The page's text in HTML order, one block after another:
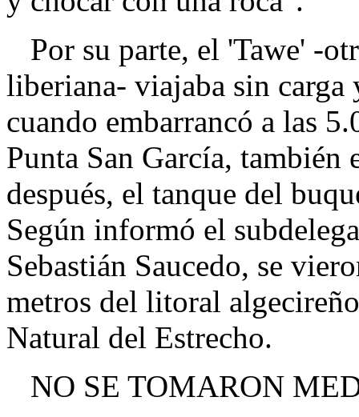
Por su parte, el 'Tawe' -
liberiana- viajaba sin carga
cuando embarrancó a las
Punta San García, también
después, el tanque del
Según informó el
Sebastián Saucedo, se
metros del litoral
Natural del Estrecho.
NO SE TOMARON